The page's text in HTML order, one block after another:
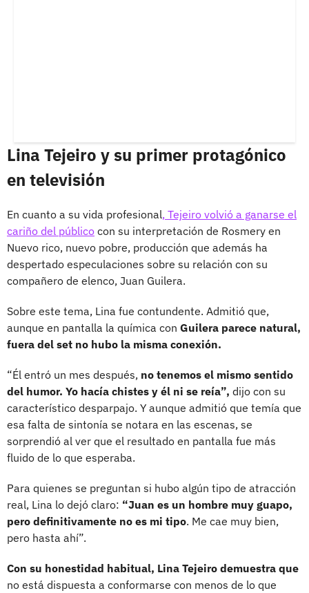
Lina Tejeiro y su primer protagónico
en televisión
En cuanto a su vida profesional, Tejeiro volvió a ganarse el
cariño del público con su interpretación de Rosmery en
Nuevo rico, nuevo pobre, producción que además ha
despertado especulaciones sobre su relación con su
compañero de elenco, Juan Guilera.
Sobre este tema, Lina fue contundente. Admitió que,
aunque en pantalla la química con Guilera parece natural,
fuera del set no hubo la misma conexión.
“Él entró un mes después, no tenemos el mismo sentido
del humor. Yo hacía chistes y él ni se reía”, dijo con su
característico desparpajo. Y aunque admitió que temía que
esa falta de sintonía se notara en las escenas, se
sorprendió al ver que el resultado en pantalla fue más
fluido de lo que esperaba.
Para quienes se preguntan si hubo algún tipo de atracción
real, Lina lo dejó claro: “Juan es un hombre muy guapo,
pero definitivamente no es mi tipo. Me cae muy bien,
pero hasta ahí”.
Con su honestidad habitual, Lina Tejeiro demuestra que
no está dispuesta a conformarse con menos de lo que